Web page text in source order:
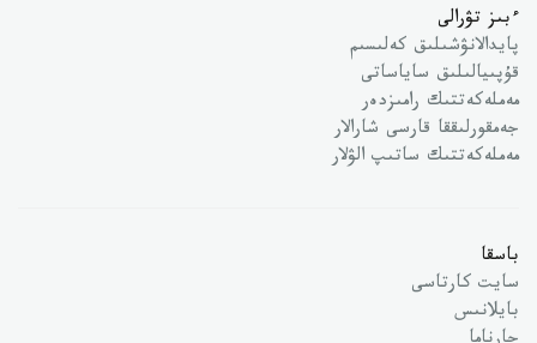
ءبىز تۋرالى
پايدالانۋشىلىق كەلىسىم
قۇپىيالىلىق ساياساتى
مەملەكەتتىك رامىزدەر
جەمقورلىققا قارسى شارالار
مەملەكەتتىك ساتىپ الۋلار
باسقا
سايت كارتاسى
بايلانىس